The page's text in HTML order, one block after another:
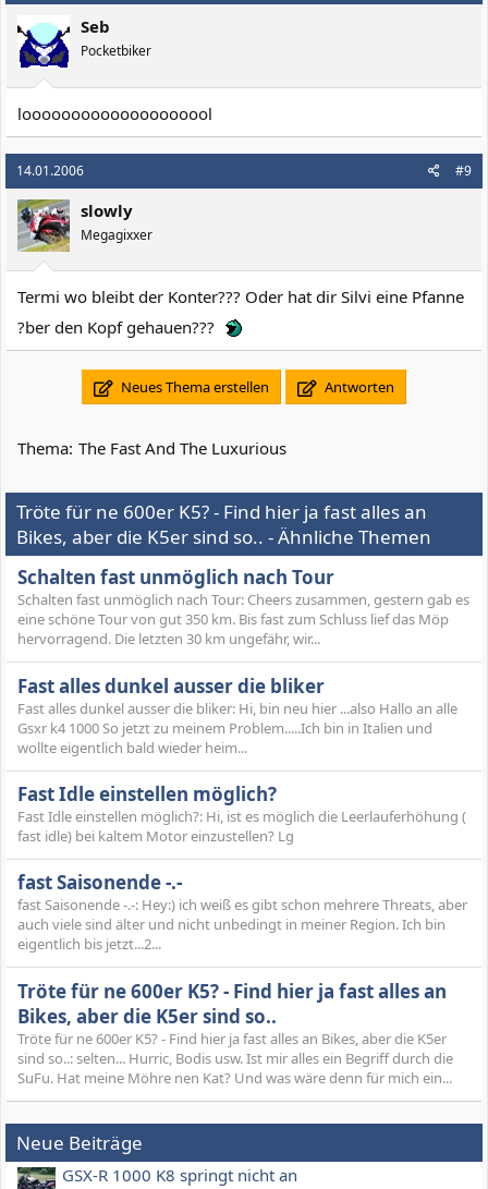
Seb
Pocketbiker
loooooooooooooooooool
14.01.2006 #9
slowly
Megagixxer
Termi wo bleibt der Konter??? Oder hat dir Silvi eine Pfanne
?ber den Kopf gehauen???
Neues Thema erstellen Antworten
Thema: The Fast And The Luxurious
Tröte für ne 600er K5? - Find hier ja fast alles an
Bikes, aber die K5er sind so.. - Ähnliche Themen
Schalten fast unmöglich nach Tour
Schalten fast unmöglich nach Tour: Cheers zusammen, gestern gab es
eine schöne Tour von gut 350 km. Bis fast zum Schluss lief das Möp
hervorragend. Die letzten 30 km ungefähr, wir...
Fast alles dunkel ausser die bliker
Fast alles dunkel ausser die bliker: Hi, bin neu hier ...also Hallo an alle
Gsxr k4 1000 So jetzt zu meinem Problem.....Ich bin in Italien und
wollte eigentlich bald wieder heim...
Fast Idle einstellen möglich?
Fast Idle einstellen möglich?: Hi, ist es möglich die Leerlauferhöhung (
fast idle) bei kaltem Motor einzustellen? Lg
fast Saisonende -.-
fast Saisonende -.-: Hey:) ich weiß es gibt schon mehrere Threats, aber
auch viele sind älter und nicht unbedingt in meiner Region. Ich bin
eigentlich bis jetzt...2...
Tröte für ne 600er K5? - Find hier ja fast alles an
Bikes, aber die K5er sind so..
Tröte für ne 600er K5? - Find hier ja fast alles an Bikes, aber die K5er
sind so..: selten... Hurric, Bodis usw. Ist mir alles ein Begriff durch die
SuFu. Hat meine Möhre nen Kat? Und was wäre denn für mich ein...
Neue Beiträge
GSX-R 1000 K8 springt nicht an